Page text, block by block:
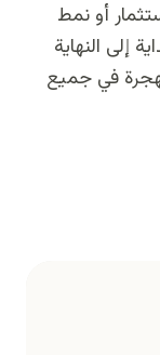
أو نمط
إلى النهاية
في جميع